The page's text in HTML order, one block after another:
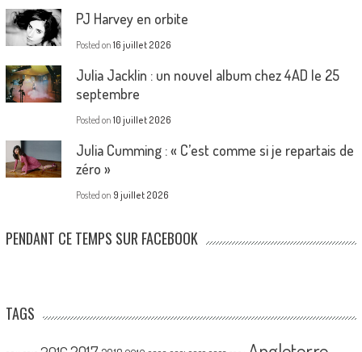
PJ Harvey en orbite
Posted on 16 juillet 2026
Julia Jacklin : un nouvel album chez 4AD le 25
septembre
Posted on 10 juillet 2026
Julia Cumming : « C’est comme si je repartais de
zéro »
Posted on 9 juillet 2026
PENDANT CE TEMPS SUR FACEBOOK
TAGS